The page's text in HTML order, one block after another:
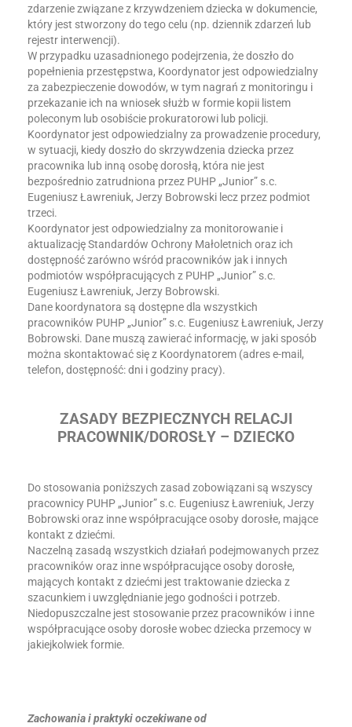
zdarzenie związane z krzywdzeniem dziecka w dokumencie,
który jest stworzony do tego celu (np. dziennik zdarzeń lub
rejestr interwencji).
W przypadku uzasadnionego podejrzenia, że doszło do
popełnienia przestępstwa, Koordynator jest odpowiedzialny
za zabezpieczenie dowodów, w tym nagrań z monitoringu i
przekazanie ich na wniosek służb w formie kopii listem
poleconym lub osobiście prokuratorowi lub policji.
Koordynator jest odpowiedzialny za prowadzenie procedury,
w sytuacji, kiedy doszło do skrzywdzenia dziecka przez
pracownika lub inną osobę dorosłą, która nie jest
bezpośrednio zatrudniona przez PUHP „Junior” s.c.
Eugeniusz Ławreniuk, Jerzy Bobrowski lecz przez podmiot
trzeci.
Koordynator jest odpowiedzialny za monitorowanie i
aktualizację Standardów Ochrony Małoletnich oraz ich
dostępność zarówno wśród pracowników jak i innych
podmiotów współpracujących z PUHP „Junior” s.c.
Eugeniusz Ławreniuk, Jerzy Bobrowski.
Dane koordynatora są dostępne dla wszystkich
pracowników PUHP „Junior” s.c. Eugeniusz Ławreniuk, Jerzy
Bobrowski. Dane muszą zawierać informację, w jaki sposób
można skontaktować się z Koordynatorem (adres e-mail,
telefon, dostępność: dni i godziny pracy).
ZASADY BEZPIECZNYCH RELACJI
PRACOWNIK/DOROSŁY – DZIECKO
Do stosowania poniższych zasad zobowiązani są wszyscy
pracownicy PUHP „Junior” s.c. Eugeniusz Ławreniuk, Jerzy
Bobrowski oraz inne współpracujące osoby dorosłe, mające
kontakt z dziećmi.
Naczelną zasadą wszystkich działań podejmowanych przez
pracowników oraz inne współpracujące osoby dorosłe,
mających kontakt z dziećmi jest traktowanie dziecka z
szacunkiem i uwzględnianie jego godności i potrzeb.
Niedopuszczalne jest stosowanie przez pracowników i inne
współpracujące osoby dorosłe wobec dziecka przemocy w
jakiejkolwiek formie.
Zachowania i praktyki oczekiwane od